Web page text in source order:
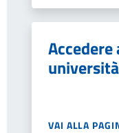
VAI ALLA